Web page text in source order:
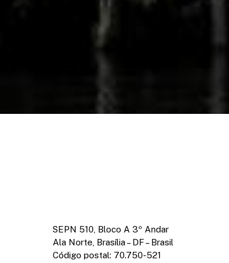
SEPN 510, Bloco A 3º Andar
Ala Norte, Brasília – DF – Brasil
Código postal: 70.750-521